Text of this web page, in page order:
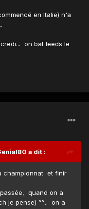
en Italie) n'a
on bat leeds le
a dit :
championnat et finir
quand on a
je pense) ^^... on a